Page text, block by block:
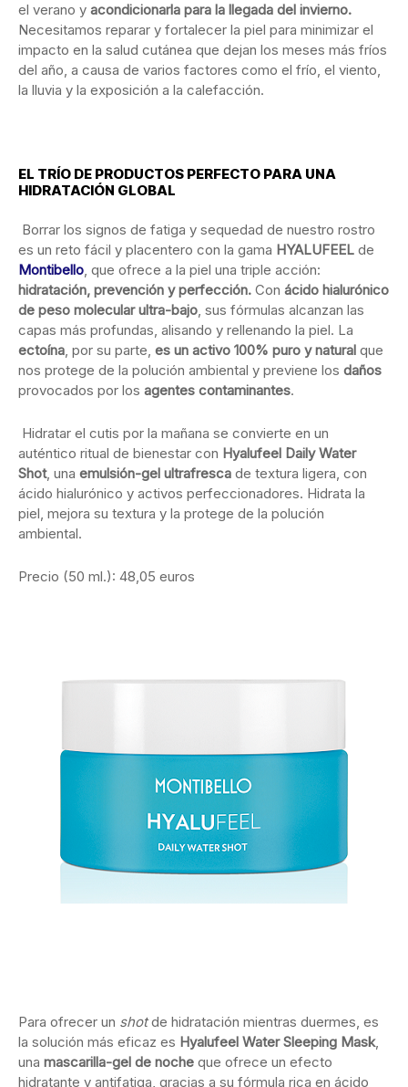
el verano y acondicionarla para la llegada del invierno.
Necesitamos reparar y fortalecer la piel para minimizar el
impacto en la salud cutánea que dejan los meses más fríos
del año, a causa de varios factores como el frío, el viento,
la lluvia y la exposición a la calefacción.
EL TRÍO DE PRODUCTOS PERFECTO PARA UNA
HIDRATACIÓN GLOBAL
Borrar los signos de fatiga y sequedad de nuestro rostro
es un reto fácil y placentero con la gama HYALUFEEL de
Montibello, que ofrece a la piel una triple acción:
hidratación, prevención y perfección. Con ácido hialurónico
de peso molecular ultra-bajo, sus fórmulas alcanzan las
capas más profundas, alisando y rellenando la piel. La
ectoína, por su parte, es un activo 100% puro y natural que
nos protege de la polución ambiental y previene los daños
provocados por los agentes contaminantes.
Hidratar el cutis por la mañana se convierte en un
auténtico ritual de bienestar con Hyalufeel Daily Water
Shot, una emulsión-gel ultrafresca de textura ligera, con
ácido hialurónico y activos perfeccionadores. Hidrata la
piel, mejora su textura y la protege de la polución
ambiental.
Precio (50 ml.): 48,05 euros
Para ofrecer un shotde hidratación mientras duermes, es
la solución más eficaz es Hyalufeel Water Sleeping Mask,
una mascarilla-gel de noche que ofrece un efecto
hidratante y antifatiga, gracias a su fórmula rica en ácido